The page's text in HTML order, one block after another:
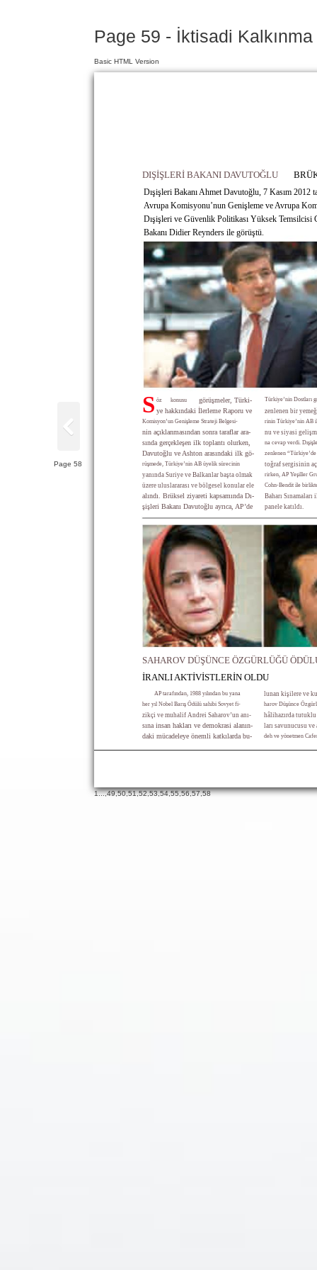
Page 59 - İktisadi
Basic HTML Version
DIŞİŞLERİ BAKANI DAVUTOĞLU
Dışişleri Bakanı Ahmet Davutoğlu, 7 Kasım 2012
Avrupa Komisyonu’nun Genişleme ve Avrupa
Dışişleri ve Güvenlik Politikası Yüksek Temsilcisi
Bakanı Didier Reynders ile görüştü.
S öz konusu
görüşmeler, Türki-
ye hakkındaki İlerleme Raporu ve
Komisyon’un Genişleme Strateji Belgesi-
nin açıklanmasından sonra taraflar ara-
sında gerçekleşen ilk toplantı olurken,
Davutoğlu ve Ashton arasındaki ilk gö-
rüşmede, Türkiye’nin AB üyelik sürecinin
yanında Suriye ve Balkanlar başta olmak
üzere uluslararası ve bölgesel konular ele
alındı. Brüksel ziyareti kapsamında Dı-
şişleri Bakanı Davutoğlu ayrıca, AP’de
Türkiye’nin Dostları
zenlenen bir
rinin Türkiye’nin AB
nu ve siyasi
na cevap verdi.
zenlenen “Türkiye’de
toğraf sergisinin
rirken, AP Yeşiller
Cohn-Bendit ile
Baharı Sınamaları
panele katıldı.
SAHAROV DÜŞÜNCE ÖZGÜRLÜĞÜ
İRANLI AKTİVİSTLERİN OLDU
AP tarafından, 1988 yılından bu yana
her yıl Nobel Barış Ödülü sahibi Sovyet fi-
zikçi ve muhalif Andrei Saharov’un anı-
sına insan hakları ve demokrasi alanın-
daki mücadeleye önemli katkılarda bu-
lunan kişilere ve
harov Düşünce
hâlihazırda
ları savunucusu
deh ve yönetmen
Page 58
1...,49,50,51,52,53,54,55,56,57,58